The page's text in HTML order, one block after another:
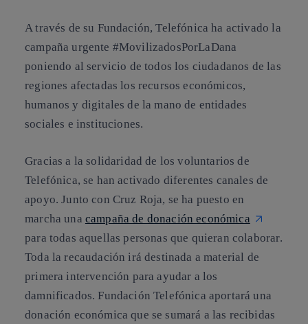
A través de su Fundación, Telefónica ha activado la
campaña urgente #MovilizadosPorLaDana
poniendo al servicio de todos los ciudadanos de las
regiones afectadas los recursos económicos,
humanos y digitales de la mano de entidades
sociales e instituciones.
Gracias a la solidaridad de los voluntarios de
Telefónica, se han activado diferentes canales de
apoyo. Junto con Cruz Roja, se ha puesto en
marcha una campaña de donación económica
para todas aquellas personas que quieran colaborar.
Toda la recaudación irá destinada a material de
primera intervención para ayudar a los
damnificados. Fundación Telefónica aportará una
donación económica que se sumará a las recibidas